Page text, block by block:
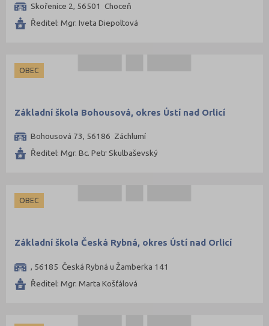
Skořenice 2, 56501 Choceň
Ředitel: Mgr. Iveta Diepoltová
OBEC
Základní škola Bohousová, okres Ústí nad Orlicí
Bohousová 73, 56186 Záchlumí
Ředitel: Mgr. Bc. Petr Skulbaševský
OBEC
Základní škola Česká Rybná, okres Ústí nad Orlicí
, 56185 Česká Rybná u Žamberka 141
Ředitel: Mgr. Marta Košťálová